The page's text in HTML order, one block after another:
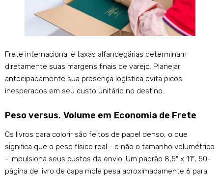
Frete internacional e taxas alfandegárias determinam
diretamente suas margens finais de varejo. Planejar
antecipadamente sua presença logística evita picos
inesperados em seu custo unitário no destino.
Peso versus. Volume em Economia de Frete
Os livros para colorir são feitos de papel denso, o que
significa que o peso físico real - e não o tamanho volumétrico
- impulsiona seus custos de envio. Um padrão 8,5″ x 11″, 50-
página de livro de capa mole pesa aproximadamente 6 para